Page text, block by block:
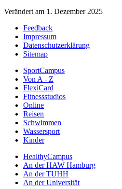
Verändert am 1. Dezember 2025
Feedback
Impressum
Datenschutzerklärung
Sitemap
SportCampus
Von A - Z
FlexiCard
Fitnessstudios
Online
Reisen
Schwimmen
Wassersport
Kinder
HealthyCampus
An der HAW Hamburg
An der TUHH
An der Universität